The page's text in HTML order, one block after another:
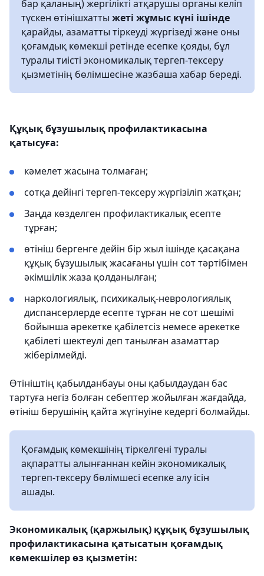
бар қаланың) жергілікті атқарушы органы келіп
түскен өтінішхатты жеті жұмыс күні ішінде
қарайды, азаматты тіркеуді жүргізеді және оны
қоғамдық көмекші ретінде есепке қояды, бұл
туралы тиісті экономикалық тергеп-тексеру
қызметінің бөлімшесіне жазбаша хабар береді.
Құқық бұзушылық профилактикасына
қатысуға:
кәмелет жасына толмаған;
сотқа дейінгі тергеп-тексеру жүргізіліп жатқан;
Заңда көзделген профилактикалық есепте
тұрған;
өтініш бергенге дейін бір жыл ішінде қасақана
құқық бұзушылық жасағаны үшін сот тәртібімен
әкімшілік жаза қолданылған;
наркологиялық, психикалық-неврологиялық
диспансерлерде есепте тұрған не сот шешімі
бойынша әрекетке қабілетсіз немесе әрекетке
қабілеті шектеулі деп танылған азаматтар
жіберілмейді.
Өтiнiштiң қабылданбауы оны қабылдаудан бас
тартуға негiз болған себептер жойылған жағдайда,
өтiнiш берушiнiң қайта жүгінуіне кедергi болмайды.
Қоғамдық көмекшінің тіркелгені туралы
ақпаратты алынғаннан кейін экономикалық
тергеп-тексеру бөлімшесі есепке алу ісін
ашады.
Экономикалық (қаржылық) құқық бұзушылық
профилактикасына қатысатын қоғамдық
көмекшілер өз қызметін: